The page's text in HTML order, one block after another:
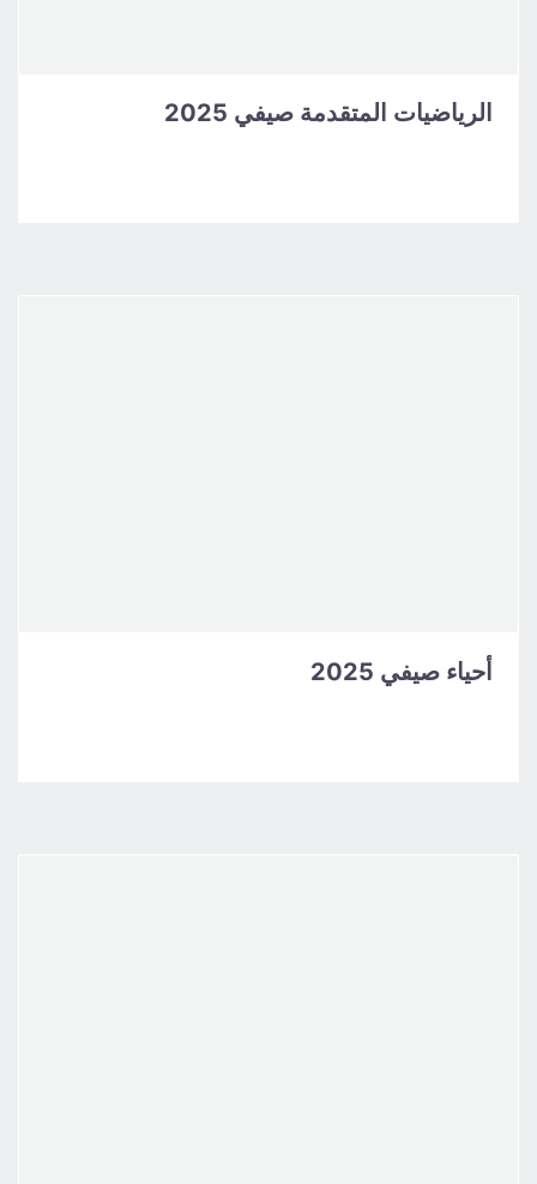
الرياضيات المتقدمة صيفي 2025
أحياء صيفي 2025